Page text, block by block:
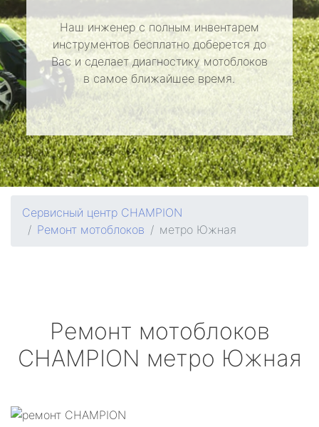
Наш инженер с полным инвентарем
инструментов бесплатно доберется до
Вас и сделает диагностику мотоблоков
в самое ближайшее время.
Сервисный центр CHAMPION
Ремонт мотоблоков
метро Южная
Ремонт мотоблоков
CHAMPION метро Южная